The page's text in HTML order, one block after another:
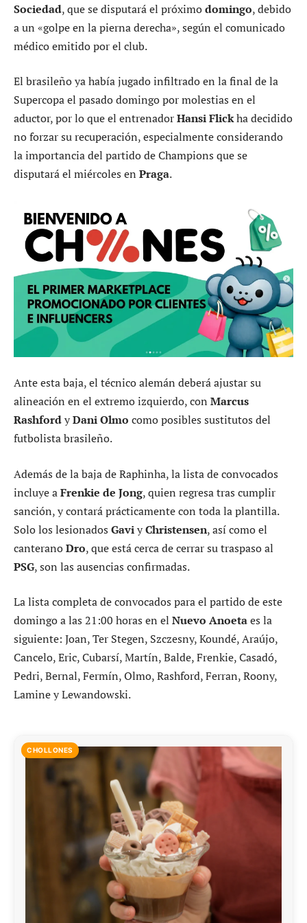
Sociedad, que se disputará el próximodomingo, debido
a un «golpe en la pierna derecha», según el comunicado
médico emitido por el club.
El brasileño ya había jugado infiltrado en la final de la
Supercopa el pasado domingo por molestias en el
aductor, por lo que el entrenadorHansi Flickha decidido
no forzar su recuperación, especialmente considerando
la importancia del partido de Champions que se
disputará el miércoles en Praga.
Ante esta baja, el técnico alemán deberá ajustar su
alineación en el extremo izquierdo, con Marcus
RashfordyDani Olmo como posibles sustitutos del
futbolista brasileño.
Además de la baja de Raphinha, la lista de convocados
incluye aFrenkie de Jong, quien regresa tras cumplir
sanción, y contará prácticamente con toda la plantilla.
Solo los lesionados GaviyChristensen, así como el
canteranoDro, que está cerca de cerrar su traspaso al
PSG, son las ausencias confirmadas.
La lista completa de convocados para el partido de este
domingo a las 21:00 horas en el Nuevo Anoetaes la
siguiente: Joan, Ter Stegen, Szczesny, Koundé, Araújo,
Cancelo, Eric, Cubarsí, Martín, Balde, Frenkie, Casadó,
Pedri, Bernal, Fermín, Olmo, Rashford, Ferran, Roony,
Lamine y Lewandowski.
CHOLLONES